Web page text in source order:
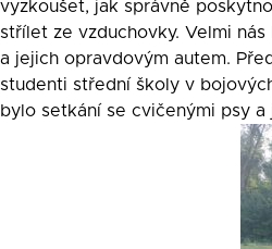
vyzkoušet, jak správně
střílet ze vzduchovky. Velmi
a jejich opravdovým autem.
studenti střední školy v
bylo setkání se cvičenými psy